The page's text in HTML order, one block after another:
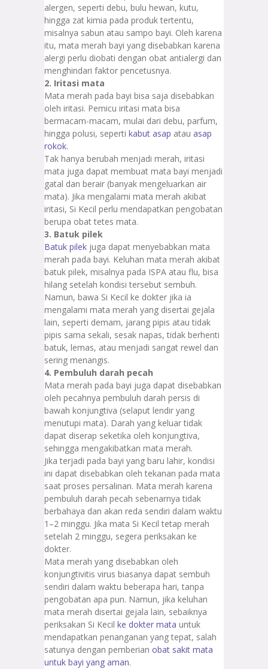
alergen, seperti debu, bulu hewan, kutu,
hingga zat kimia pada produk tertentu,
misalnya sabun atau sampo bayi. Oleh karena
itu, mata merah bayi yang disebabkan karena
alergi perlu diobati dengan obat antialergi dan
menghindari faktor pencetusnya.
2. Iritasi mata
Mata merah pada bayi bisa saja disebabkan
oleh iritasi. Pemicu iritasi mata bisa
bermacam-macam, mulai dari debu, parfum,
hingga polusi, seperti kabut asap atau asap
rokok.
Tak hanya berubah menjadi merah, iritasi
mata juga dapat membuat mata bayi menjadi
gatal dan berair (banyak mengeluarkan air
mata). Jika mengalami mata merah akibat
iritasi, Si Kecil perlu mendapatkan pengobatan
berupa obat tetes mata.
3. Batuk pilek
Batuk pilek juga dapat menyebabkan mata
merah pada bayi. Keluhan mata merah akibat
batuk pilek, misalnya pada ISPA atau flu, bisa
hilang setelah kondisi tersebut sembuh.
Namun, bawa Si Kecil ke dokter jika ia
mengalami mata merah yang disertai gejala
lain, seperti demam, jarang pipis atau tidak
pipis sama sekali, sesak napas, tidak berhenti
batuk, lemas, atau menjadi sangat rewel dan
sering menangis.
4. Pembuluh darah pecah
Mata merah pada bayi juga dapat disebabkan
oleh pecahnya pembuluh darah persis di
bawah konjungtiva (selaput lendir yang
menutupi mata). Darah yang keluar tidak
dapat diserap seketika oleh konjungtiva,
sehingga mengakibatkan mata merah.
Jika terjadi pada bayi yang baru lahir, kondisi
ini dapat disebabkan oleh tekanan pada mata
saat proses persalinan. Mata merah karena
pembuluh darah pecah sebenarnya tidak
berbahaya dan akan reda sendiri dalam waktu
1–2 minggu. Jika mata Si Kecil tetap merah
setelah 2 minggu, segera periksakan ke
dokter.
Mata merah yang disebabkan oleh
konjungtivitis virus biasanya dapat sembuh
sendiri dalam waktu beberapa hari, tanpa
pengobatan apa pun. Namun, jika keluhan
mata merah disertai gejala lain, sebaiknya
periksakan Si Kecil ke dokter mata untuk
mendapatkan penanganan yang tepat, salah
satunya dengan pemberian obat sakit mata
untuk bayi yang aman.